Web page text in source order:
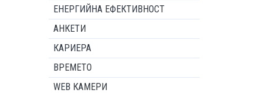
ЕНЕРГИЙНА ЕФЕКТИВНОСТ
АНКЕТИ
КАРИЕРА
ВРЕМЕТО
WEB КАМЕРИ